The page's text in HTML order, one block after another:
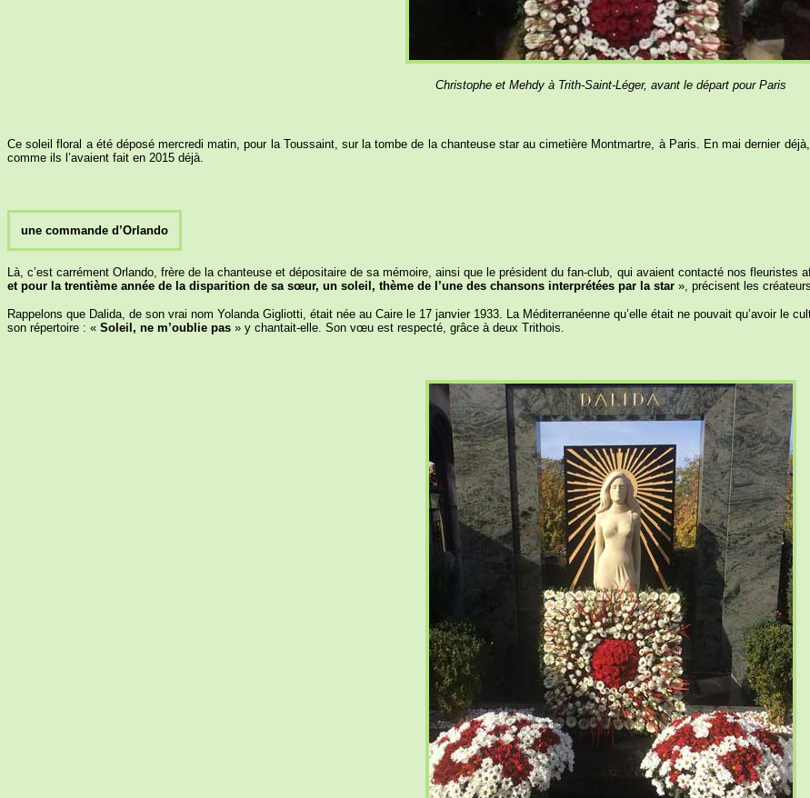
Christophe et Mehdy à Trith-Saint-Léger, avant le départ pour Paris
Ce soleil floral a été déposé mercredi matin, pour la Toussaint, sur la tombe de la chanteuse star au cimetière Montmartre, à Paris. En mai dernier
comme ils l’avaient fait en 2015 déjà.
une commande d’Orlando
Là, c’est carrément Orlando, frère de la chanteuse et dépositaire de sa mémoire, ainsi que le président du fan-club, qui avaient contacté nos fleuristes
et pour la trentième année de la disparition de sa sœur, un soleil, thème de l’une des chansons interprétées par la star », précisent les
Rappelons que Dalida, de son vrai nom Yolanda Gigliotti, était née au Caire le 17 janvier 1933. La Méditerranéenne qu’elle était ne pouvait qu’avoir le
son répertoire : « Soleil, ne m’oublie pas » y chantait-elle. Son vœu est respecté, grâce à deux Trithois.